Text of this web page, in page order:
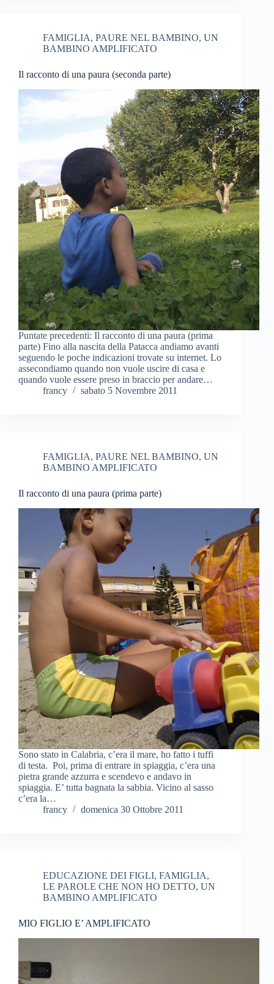
FAMIGLIA, PAURE NEL BAMBINO, UN
BAMBINO AMPLIFICATO
Il racconto di una paura (seconda parte)
Puntate precedenti: Il racconto di una paura (prima
parte) Fino alla nascita della Patacca andiamo avanti
seguendo le poche indicazioni trovate su internet. Lo
assecondiamo quando non vuole uscire di casa e
quando vuole essere preso in braccio per andare…
francy
sabato 5 Novembre 2011
FAMIGLIA, PAURE NEL BAMBINO, UN
BAMBINO AMPLIFICATO
Il racconto di una paura (prima parte)
Sono stato in Calabria, c’era il mare, ho fatto i tuffi
di testa. Poi, prima di entrare in spiaggia, c’era una
pietra grande azzurra e scendevo e andavo in
spiaggia. E’ tutta bagnata la sabbia. Vicino al sasso
c’era la…
francy
domenica 30 Ottobre 2011
EDUCAZIONE DEI FIGLI, FAMIGLIA,
LE PAROLE CHE NON HO DETTO, UN
BAMBINO AMPLIFICATO
MIO FIGLIO E’ AMPLIFICATO